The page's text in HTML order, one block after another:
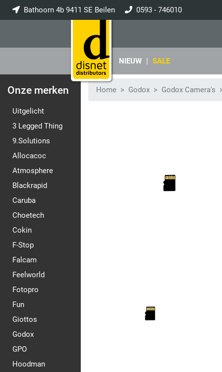
Bathoorn 4b 9411 SE Beilen 0593 - 746010
NIEUW | SALE
Onze merken
Uitgelicht
3 Legged Thing
9.Solutions
Allocacoc
Atmosphere
Blackrapid
Caruba
Choetech
Cokin
F-Stop
Falcam
Feelworld
Fotopro
Fun
Giottos
Godox
GPO
Hoodman
Home Godox Godox Camera's